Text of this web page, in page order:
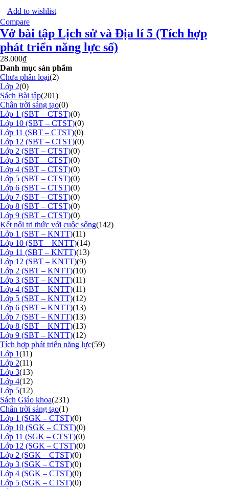
Add to wishlist
Compare
Vở bài tập Lịch sử và Địa lí 5 (Tích hợp
phát triển năng lực số)
28.000₫
Danh mục sản phẩm
Chưa phân loại(2)
Lớp 2(0)
Sách Bài tập(201)
Chân trời sáng tạo(0)
Lớp 1 (SBT – CTST)(0)
Lớp 10 (SBT – CTST)(0)
Lớp 11 (SBT – CTST)(0)
Lớp 12 (SBT – CTST)(0)
Lớp 2 (SBT – CTST)(0)
Lớp 3 (SBT – CTST)(0)
Lớp 4 (SBT – CTST)(0)
Lớp 5 (SBT – CTST)(0)
Lớp 6 (SBT – CTST)(0)
Lớp 7 (SBT – CTST)(0)
Lớp 8 (SBT – CTST)(0)
Lớp 9 (SBT – CTST)(0)
Kết nối tri thức với cuộc sống(142)
Lớp 1 (SBT – KNTT)(11)
Lớp 10 (SBT – KNTT)(14)
Lớp 11 (SBT – KNTT)(13)
Lớp 12 (SBT – KNTT)(9)
Lớp 2 (SBT – KNTT)(10)
Lớp 3 (SBT – KNTT)(11)
Lớp 4 (SBT – KNTT)(11)
Lớp 5 (SBT – KNTT)(12)
Lớp 6 (SBT – KNTT)(13)
Lớp 7 (SBT – KNTT)(13)
Lớp 8 (SBT – KNTT)(13)
Lớp 9 (SBT – KNTT)(12)
Tích hợp phát triển năng lực(59)
Lớp 1(11)
Lớp 2(11)
Lớp 3(13)
Lớp 4(12)
Lớp 5(12)
Sách Giáo khoa(231)
Chân trời sáng tạo(1)
Lớp 1 (SGK – CTST)(0)
Lớp 10 (SGK – CTST)(0)
Lớp 11 (SGK – CTST)(0)
Lớp 12 (SGK – CTST)(0)
Lớp 2 (SGK – CTST)(0)
Lớp 3 (SGK – CTST)(0)
Lớp 4 (SGK – CTST)(0)
Lớp 5 (SGK – CTST)(0)